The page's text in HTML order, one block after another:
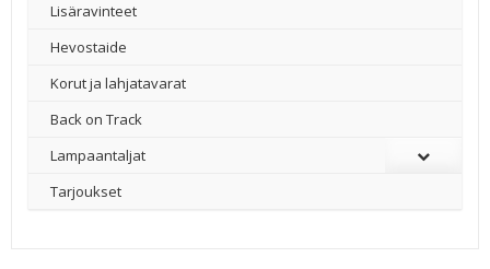
Lisäravinteet
Hevostaide
Korut ja lahjatavarat
Back on Track
Lampaantaljat
Tarjoukset